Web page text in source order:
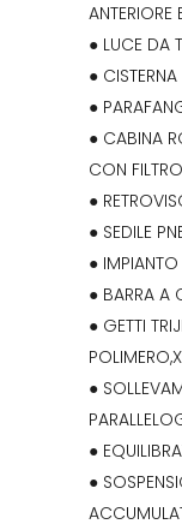
ANTERIORE
● LUCE DA
● CISTERNA
●
● CABINA
CON
●
● SEDILE
●
● BARRA A
● GETTI
●
●
●